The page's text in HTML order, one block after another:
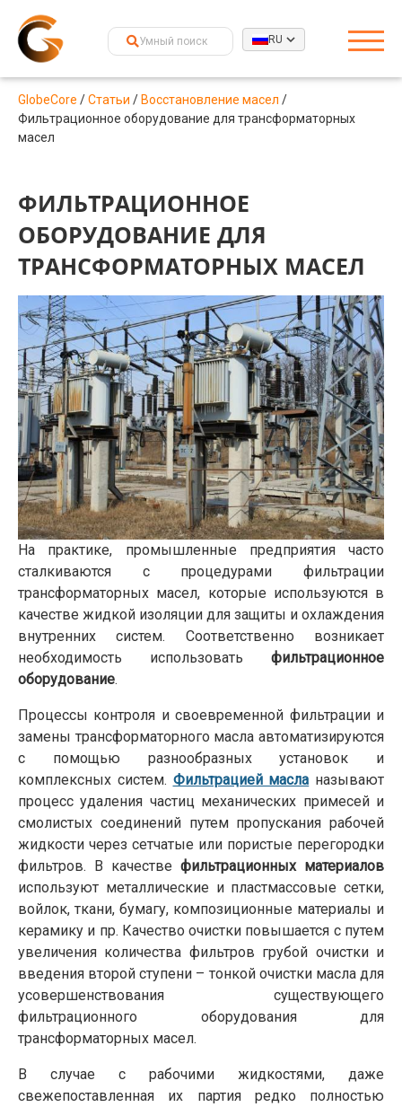
RU
GlobeCore /Статьи / Восстановление масел /
Фильтрационное оборудование для трансформаторных
масел
ФИЛЬТРАЦИОННОЕ
ОБОРУДОВАНИЕ ДЛЯ
ТРАНСФОРМАТОРНЫХ МАСЕЛ
На практике, промышленные предприятия часто
сталкиваются с процедурами фильтрации
трансформаторных масел, которые используются в
качестве жидкой изоляции для защиты и охлаждения
внутренних систем. Соответственно возникает
необходимость использовать фильтрационное
оборудование.
Процессы контроля и своевременной фильтрации и
замены трансформаторного масла автоматизируются
с помощью разнообразных установок и
комплексных систем. Фильтрацией масла называют
процесс удаления частиц механических примесей и
смолистых соединений путем пропускания рабочей
жидкости через сетчатые или пористые перегородки
фильтров. В качестве фильтрационных материалов
используют металлические и пластмассовые сетки,
войлок, ткани, бумагу, композиционные материалы и
керамику и пр. Качество очистки повышается с путем
увеличения количества фильтров грубой очистки и
введения второй ступени – тонкой очистки масла для
усовершенствования существующего
фильтрационного оборудования для
трансформаторных масел.
В случае с рабочими жидкостями, даже
свежепоставленная их партия редко полностью